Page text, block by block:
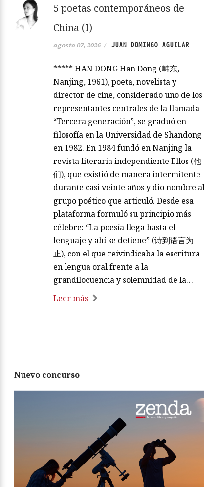
5 poetas contemporáneos de
China (I)
agosto 07, 2026 / JUAN DOMINGO AGUILAR
***** HAN DONG Han Dong (韩东,
Nanjing, 1961), poeta, novelista y
director de cine, considerado uno de los
representantes centrales de la llamada
“Tercera generación”, se graduó en
filosofía en la Universidad de Shandong
en 1982. En 1984 fundó en Nanjing la
revista literaria independiente Ellos (他
们), que existió de manera intermitente
durante casi veinte años y dio nombre al
grupo poético que articuló. Desde esa
plataforma formuló su principio más
célebre: “La poesía llega hasta el
lenguaje y ahí se detiene” (诗到语言为
止), con el que reivindicaba la escritura
en lengua oral frente a la
grandilocuencia y solemnidad de la…
Leer más
Nuevo concurso